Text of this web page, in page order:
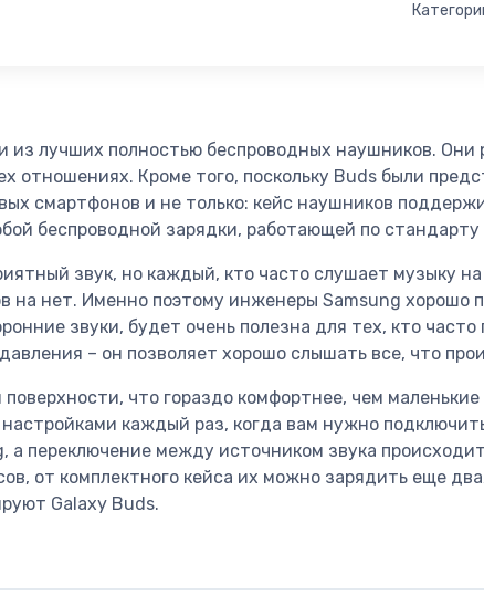
лучших полностью беспроводных наушников. Они
отношениях. Кроме того, поскольку Buds были
смартфонов и не только: кейс наушников
беспроводной зарядки, работающей по стандарту
звук, но каждый, кто часто слушает музыку
на нет. Именно поэтому инженеры Samsung хорошо
звуки, будет очень полезна для тех, кто
– он позволяет хорошо слышать все, что
что гораздо комфортнее, чем
каждый раз, когда вам нужно
переключение между источником звука
от комплектного кейса их можно зарядить еще
Galaxy Buds.